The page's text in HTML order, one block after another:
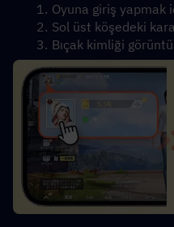
Oyuna giriş yapmak
Sol üst köşedeki
Bıçak kimliği